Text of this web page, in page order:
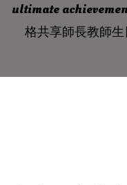
ultimate
格共享師長教師